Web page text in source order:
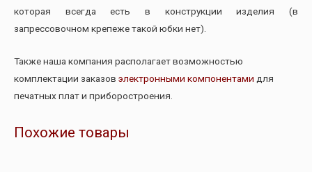
которая всегда есть в конструкции изделия (в
запрессовочном крепеже такой юбки нет).
Также наша компания располагает возможностью
комплектации заказов электронными компонентами для
печатных плат и приборостроения.
Похожие товары